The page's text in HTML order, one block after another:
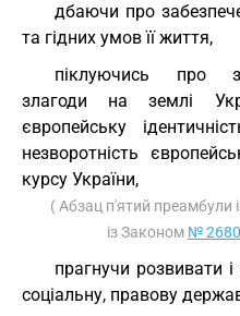
дбаючи про
та гідних умов її життя,
піклуючись про
злагоди на землі
європейську
незворотність
курсу України,
( Абзац п'ятий преамбули
із Законом №
прагнучи розвивати
соціальну, правову